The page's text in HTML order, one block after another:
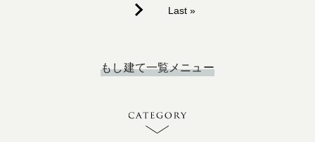
Last »
もし建て一覧メニュー